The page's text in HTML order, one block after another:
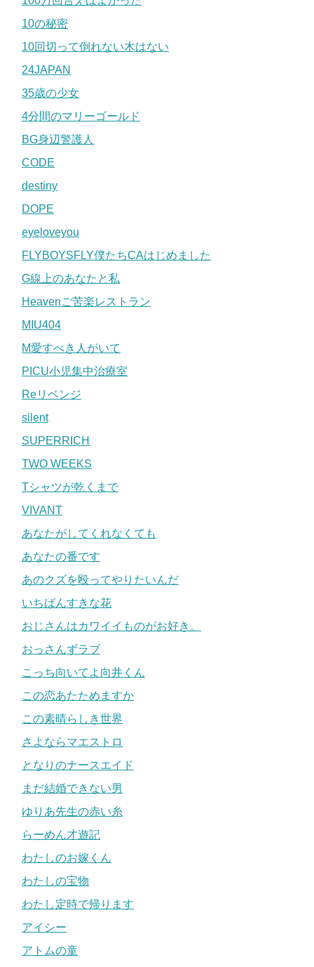
10の秘密
10回切って倒れない木はない
24JAPAN
35歳の少女
4分間のマリーゴールド
BG身辺警護人
CODE
destiny
DOPE
eyeloveyou
FLYBOYSFLY僕たちCAはじめました
G線上のあなたと私
Heavenご苦楽レストラン
MIU404
M愛すべき人がいて
PICU小児集中治療室
Reリベンジ
silent
SUPERRICH
TWO WEEKS
Tシャツが乾くまで
VIVANT
あなたがしてくれなくても
あなたの番です
あのクズを殴ってやりたいんだ
いちばんすきな花
おじさんはカワイイものがお好き。
おっさんずラブ
こっち向いてよ向井くん
この恋あたためますか
この素晴らしき世界
さよならマエストロ
となりのナースエイド
まだ結婚できない男
ゆりあ先生の赤い糸
らーめん才遊記
わたしのお嫁くん
わたしの宝物
わたし定時で帰ります
アイシー
アトムの童